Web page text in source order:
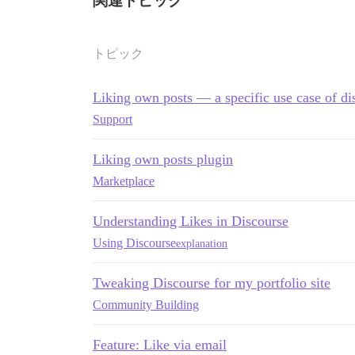
トピック
Liking own posts — a specific use case of
Support
Liking own posts plugin
Marketplace
Understanding Likes in Discourse
Using Discourseexplanation
Tweaking Discourse for my portfolio site
Community Building
Feature: Like via email